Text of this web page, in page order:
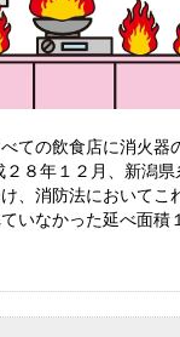
ての飲食店に消火器
８年１２月、新潟県
、消防法においてこ
いなかった延べ面積